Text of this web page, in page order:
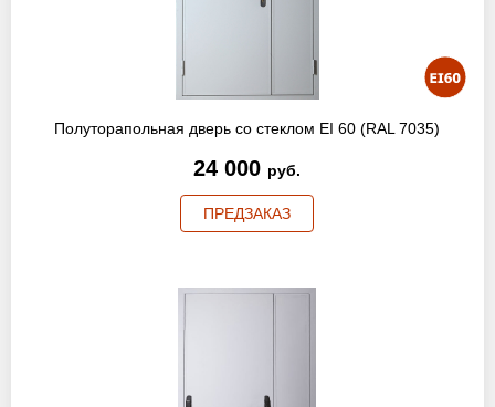
Полуторапольная дверь со стеклом EI 60 (RAL 7035)
24 000 руб.
ПРЕДЗАКАЗ